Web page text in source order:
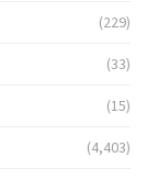
(229)
(33)
(15)
(4,403)